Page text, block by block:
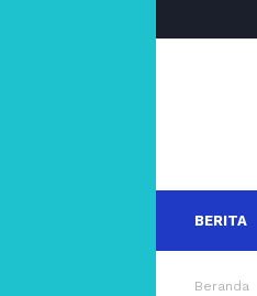
BERITA
Beranda